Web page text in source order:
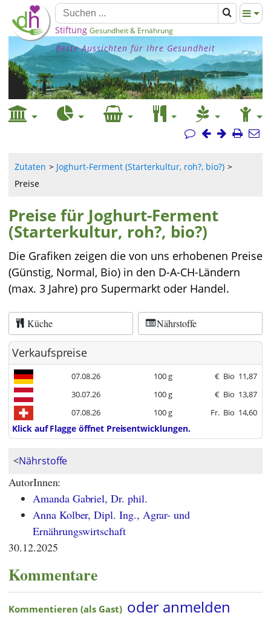
Stiftung Gesundheit & Ernährung
Beste Aussichten für Ihre Gesundheit
Zutaten
Joghurt-Ferment (Starterkultur, roh?, bio?)
Preise
Preise für Joghurt-Ferment
(Starterkultur, roh?, bio?)
Die Grafiken zeigen die von uns erhobenen Preise
(Günstig, Normal, Bio) in den D-A-CH-Ländern
(max. 3 Jahre) pro Supermarkt oder Handel.
Küche Nährstoffe
Verkaufspreise
07.08.26 100 g € Bio 11,87
30.07.26
100 g € Bio 13,87
07.08.26
100 g Fr. Bio 14,60
Klick auf Flagge öffnet Preisentwicklungen.
<Nährstoffe
AutorInnen:
Amanda Gabriel, Dr. phil.
Anna Kolber, Dipl. Ing., Agrar- und
Ernährungswirtschaft
30.12.2025
Kommentare